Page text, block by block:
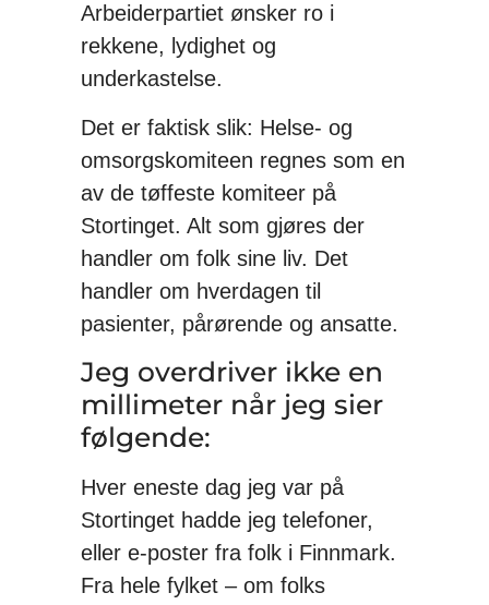
Arbeiderpartiet ønsker ro i
rekkene, lydighet og
underkastelse.
Det er faktisk slik: Helse- og
omsorgskomiteen regnes som en
av de tøffeste komiteer på
Stortinget. Alt som gjøres der
handler om folk sine liv. Det
handler om hverdagen til
pasienter, pårørende og ansatte.
Jeg overdriver ikke en
millimeter når jeg sier
følgende:
Hver eneste dag jeg var på
Stortinget hadde jeg telefoner,
eller e-poster fra folk i Finnmark.
Fra hele fylket – om folks